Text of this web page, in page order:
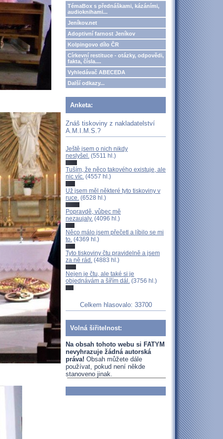
TémaBox s přednáškami, kázáními,
audioknihami...
Jeníkov.net
Adoptivní farnost Jeníkov
Kolpingovo dílo ČR
Církevní restituce - otázky, odpovědi,
fakta, čísla....
Vyhledávač ABECEDA
Další odkazy...
Anketa:
Znáš tiskoviny z nakladatelství
A.M.I.M.S.?
Ještě jsem o nich nikdy
neslyšel. (5511 hl.)
Tuším, že něco takového existuje, ale
nic víc. (4557 hl.)
Už jsem měl některé tyto tiskoviny v
ruce. (6528 hl.)
Popravdě, vůbec mě
nezaujaly. (4096 hl.)
Něco málo jsem přečetl a líbilo se mi
to. (4369 hl.)
Tyto tiskoviny čtu pravidelně a jsem
za ně rád. (4883 hl.)
Nejen je čtu, ale také si je
objednávám a šířím dál. (3756 hl.)
Celkem hlasovalo: 33700
Volná šiřitelnost:
Na obsah tohoto webu si FATYM
nevyhrazuje žádná autorská
práva! Obsah můžete dále
používat, pokud není někde
stanoveno jinak.